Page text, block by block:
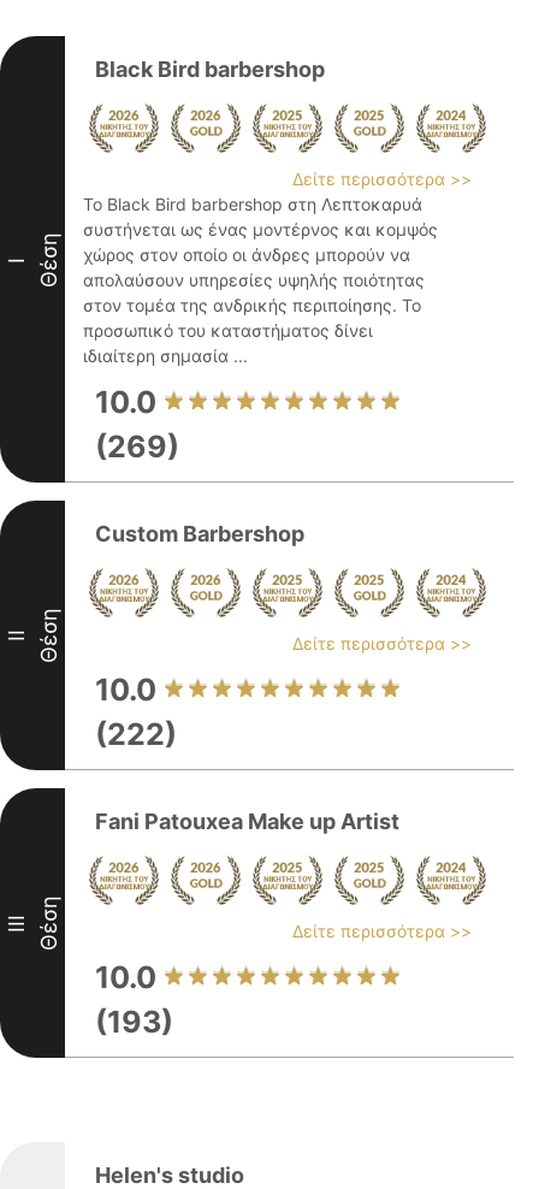
I Θέση
Black Bird barbershop
Δείτε περισσότερα >>
Το Black Bird barbershop στη Λεπτοκαρυά
συστήνεται ως ένας μοντέρνος και κομψός
χώρος στον οποίο οι άνδρες μπορούν να
απολαύσουν υπηρεσίες υψηλής ποιότητας
στον τομέα της ανδρικής περιποίησης. Το
προσωπικό του καταστήματος δίνει
ιδιαίτερη σημασία ...
10.0
(269)
II Θέση
Custom Barbershop
Δείτε περισσότερα >>
10.0
(222)
III Θέση
Fani Patouxea Make up Artist
Δείτε περισσότερα >>
10.0
(193)
Helen's studio